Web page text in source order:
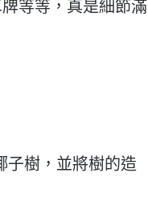
等等，真是細節滿
樹，並將樹的造